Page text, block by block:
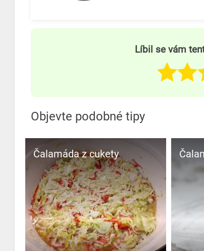
Líbil se vám
Objevte podobné tipy
Čalamáda z cukety